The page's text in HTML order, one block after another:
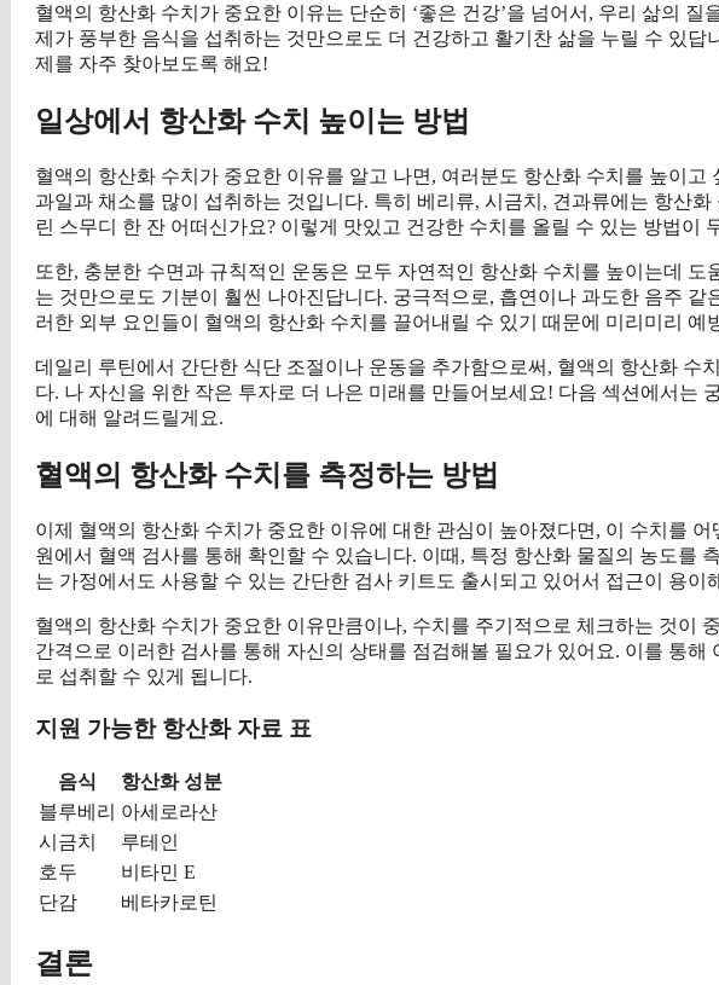
혈액의 항산화 수치가 중요한 이유는 단순히 ‘좋은 건강’을 넘어서, 우리 삶의
제가 풍부한 음식을 섭취하는 것만으로도 더 건강하고 활기찬 삶을 누릴 수 있답
제를 자주 찾아보도록 해요!
일상에서 항산화 수치 높이는 방법
혈액의 항산화 수치가 중요한 이유를 알고 나면, 여러분도 항산화 수치를 높이고
과일과 채소를 많이 섭취하는 것입니다. 특히 베리류, 시금치, 견과류에는 항산
린 스무디 한 잔 어떠신가요? 이렇게 맛있고 건강한 수치를 올릴 수 있는 방법이
또한, 충분한 수면과 규칙적인 운동은 모두 자연적인 항산화 수치를 높이는데 도
는 것만으로도 기분이 훨씬 나아진답니다. 궁극적으로, 흡연이나 과도한 음주 같
러한 외부 요인들이 혈액의 항산화 수치를 끌어내릴 수 있기 때문에 미리미리 예
데일리 루틴에서 간단한 식단 조절이나 운동을 추가함으로써, 혈액의 항산화 수
다. 나 자신을 위한 작은 투자로 더 나은 미래를 만들어보세요! 다음 섹션에서는
에 대해 알려드릴게요.
혈액의 항산화 수치를 측정하는 방법
이제 혈액의 항산화 수치가 중요한 이유에 대한 관심이 높아졌다면, 이 수치를
원에서 혈액 검사를 통해 확인할 수 있습니다. 이때, 특정 항산화 물질의 농도를
는 가정에서도 사용할 수 있는 간단한 검사 키트도 출시되고 있어서 접근이 용이
혈액의 항산화 수치가 중요한 이유만큼이나, 수치를 주기적으로 체크하는 것이
간격으로 이러한 검사를 통해 자신의 상태를 점검해볼 필요가 있어요. 이를 통해
로 섭취할 수 있게 됩니다.
지원 가능한 항산화 자료 표
음식
항산화 성분
블루베리 아세로라산
시금치
루테인
호두
비타민 E
단감
베타카로틴
결론